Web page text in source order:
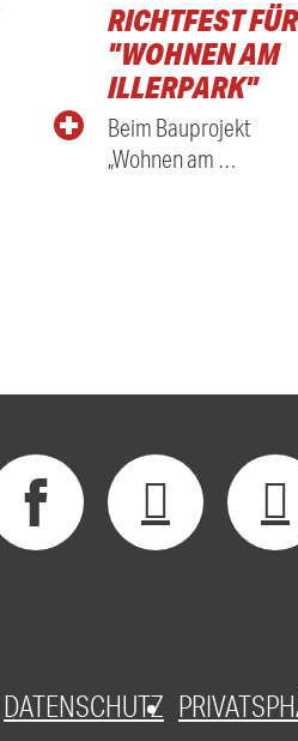
RICHTFEST
"WOHNEN AM
ILLERPARK"
Beim Bauprojekt
„Wohnen am …
DATENSCHUTZ